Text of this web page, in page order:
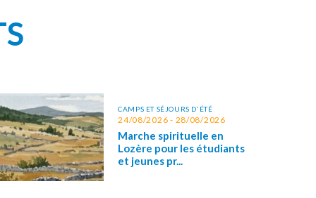
CAMPS ET SÉJOURS D'ÉTÉ
24/08/2026 - 28/08/2026
Marche spirituelle en
Lozère pour les étudiants
et jeunes pr...